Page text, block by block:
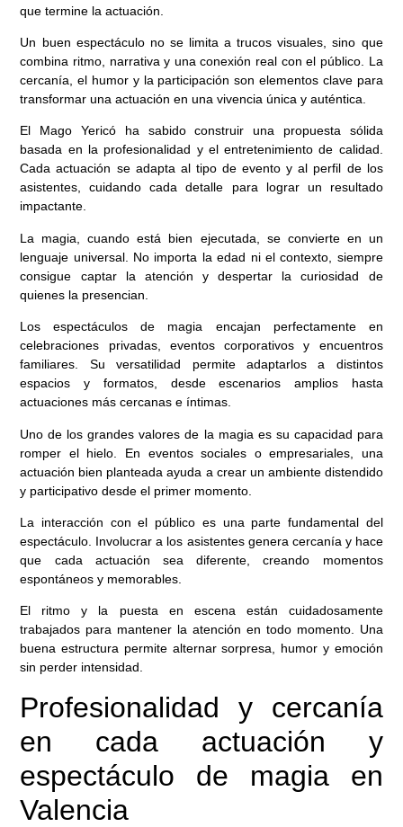
que termine la actuación.
Un buen espectáculo no se limita a trucos visuales, sino que
combina ritmo, narrativa y una conexión real con el público. La
cercanía, el humor y la participación son elementos clave para
transformar una actuación en una vivencia única y auténtica.
El Mago Yericó ha sabido construir una propuesta sólida
basada en la profesionalidad y el entretenimiento de calidad.
Cada actuación se adapta al tipo de evento y al perfil de los
asistentes, cuidando cada detalle para lograr un resultado
impactante.
La magia, cuando está bien ejecutada, se convierte en un
lenguaje universal. No importa la edad ni el contexto, siempre
consigue captar la atención y despertar la curiosidad de
quienes la presencian.
Los espectáculos de magia encajan perfectamente en
celebraciones privadas, eventos corporativos y encuentros
familiares. Su versatilidad permite adaptarlos a distintos
espacios y formatos, desde escenarios amplios hasta
actuaciones más cercanas e íntimas.
Uno de los grandes valores de la magia es su capacidad para
romper el hielo. En eventos sociales o empresariales, una
actuación bien planteada ayuda a crear un ambiente distendido
y participativo desde el primer momento.
La interacción con el público es una parte fundamental del
espectáculo. Involucrar a los asistentes genera cercanía y hace
que cada actuación sea diferente, creando momentos
espontáneos y memorables.
El ritmo y la puesta en escena están cuidadosamente
trabajados para mantener la atención en todo momento. Una
buena estructura permite alternar sorpresa, humor y emoción
sin perder intensidad.
Profesionalidad y cercanía
en cada actuación y
espectáculo de magia en
Valencia